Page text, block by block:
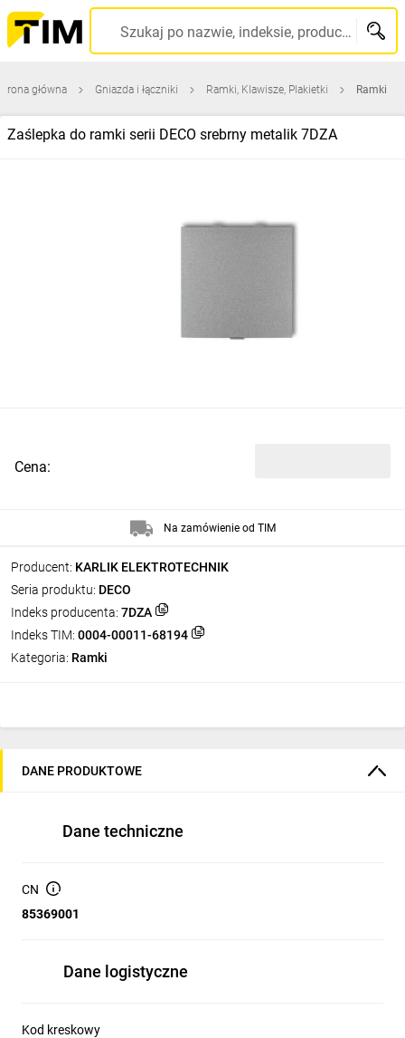
Szukaj po nazwie, indeksie, producencie, kodzie kreskowym...
główna Gniazda i łączniki Ramki, Klawisze, Plakietki Ramki
Zaślepka do ramki serii DECO srebrny metalik 7DZA
Producent: KARLIK ELEKTROTECHNIK
Seria produktu: DECO
Indeks producenta: 7DZA
Indeks TIM: 0004-00011-68194
Kategoria: Ramki
Cena:
Na zamówienie od TIM
DANE PRODUKTOWE
Dane techniczne
CN
85369001
Dane logistyczne
Kod kreskowy